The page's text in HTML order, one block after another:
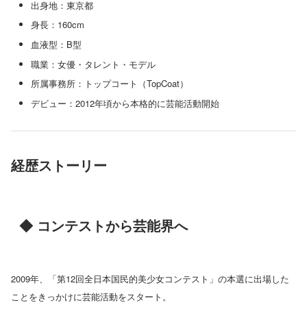
出身地：東京都
身長：160cm
血液型：B型
職業：女優・タレント・モデル
所属事務所：トップコート（TopCoat）
デビュー：2012年頃から本格的に芸能活動開始
経歴ストーリー
◆ コンテストから芸能界へ
2009年、「第12回全日本国民的美少女コンテスト」の本選に出場した
ことをきっかけに芸能活動をスタート。